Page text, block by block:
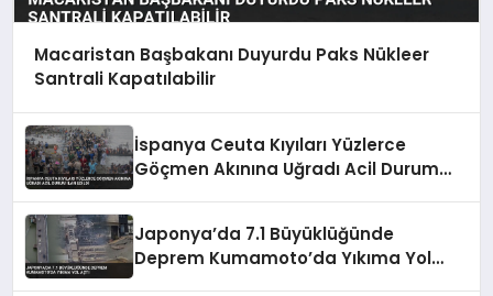
Macaristan Başbakanı Duyurdu Paks Nükleer
Santrali Kapatılabilir
İspanya Ceuta Kıyıları Yüzlerce
Göçmen Akınına Uğradı Acil Durum
Japonya’da 7.1 Büyüklüğünde
Deprem Kumamoto’da Yıkıma Yol